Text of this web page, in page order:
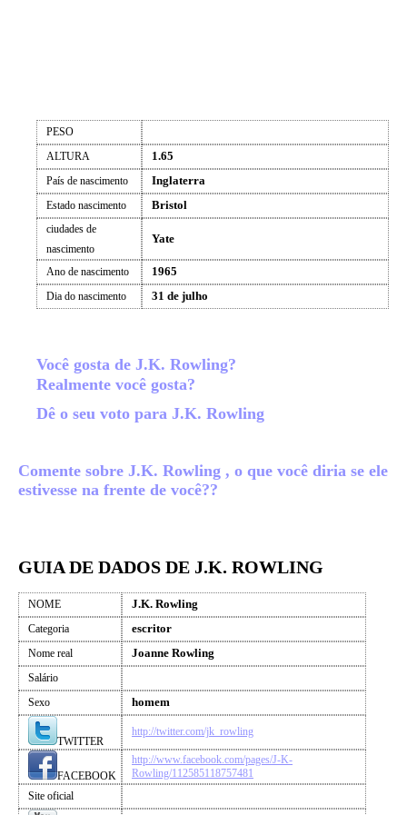
PESO
ALTURA
1.65
País de nascimento Inglaterra
Estado nascimento Bristol
ciudades de
nascimento
Yate
Ano de nascimento 1965
Dia do nascimento 31 de julho
Você gosta de J.K. Rowling?
Realmente você gosta?
Dê o seu voto para J.K. Rowling
Comente sobre J.K. Rowling , o que você diria se ele
estivesse na frente de você??
GUIA DE DADOS DE J.K. ROWLING
NOME J.K. Rowling
Categoria escritor
Nome real Joanne Rowling
Salário
Sexo
homem
TWITTER
http://twitter.com/jk_rowling
FACEBOOK
http://www.facebook.com/pages/J-K-
Rowling/112585118757481
Site oficial